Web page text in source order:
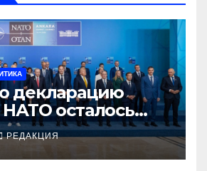
декларацию
осталось
выполнить
РЕДАКЦИЯ